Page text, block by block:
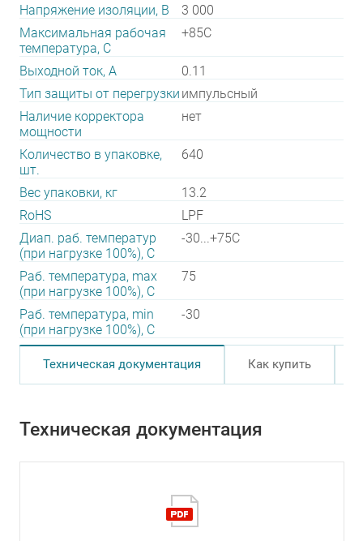
Напряжение изоляции, В
3 000
Максимальная рабочая
температура, C
+85C
Выходной ток, А
0.11
Тип защиты от перегрузки импульсный
Наличие корректора
мощности
нет
Количество в упаковке,
шт.
640
Вес упаковки, кг
13.2
RoHS
LPF
Диап. раб. температур
(при нагрузке 100%), C
-30...+75C
Раб. температура, max
(при нагрузке 100%), C
75
Раб. температура, min
(при нагрузке 100%), C
-30
Техническая документация Как купить
Техническая документация